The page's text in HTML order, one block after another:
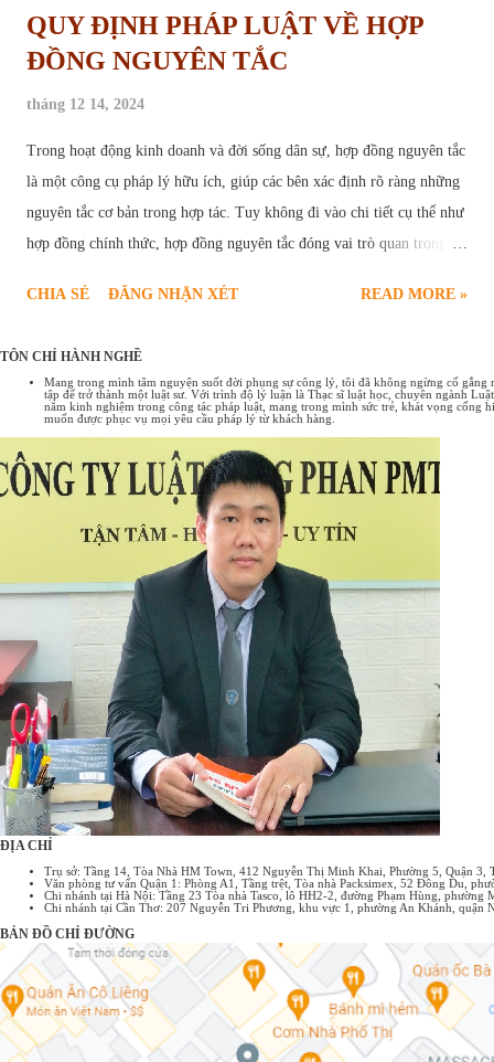
QUY ĐỊNH PHÁP LUẬT VỀ HỢP
ĐỒNG NGUYÊN TẮC
tháng 12 14, 2024
Trong hoạt động kinh doanh và đời sống dân sự, hợp đồng nguyên tắc
là một công cụ pháp lý hữu ích, giúp các bên xác định rõ ràng những
nguyên tắc cơ bản trong hợp tác. Tuy không đi vào chi tiết cụ thể như
hợp đồng chính thức, hợp đồng nguyên tắc đóng vai trò quan trọng,
sau đây sẽ cung cấp chi tiết quy định pháp luật về hợp đồng nguyên
Tổng quan về hợp đồng nguyên tắc Hợp đồng nguyên tắc là sự thỏa
thuận sơ bộ giữa các bên về những nội dung cơ bản, những nguyên
tắc chung nhất của một giao dịch. Có thể hiểu hợp đồng nguyên tắc
như một bản "ghi nhớ" hoặc "cam kết" về ý định hợp tác, tạo tiền đề
cho việc đàm phán và ký kết hợp đồng chính thức sau này. Đặc điểm
của hợp đồng nguyên tắc: Tính chất định hướng: Xác định khuôn khổ
chung, những điểm cốt lõi của giao ...
CHIA SẺ ĐĂNG NHẬN XÉT READ MORE »
TÔN CHỈ HÀNH NGHỀ
Mang trong mình tâm nguyện suốt đời phụng sự công lý, tôi đã không ngừng cố
tập để trở thành một luật sư. Với trình độ lý luận là Thạc sĩ luật học, chuyên ngành
năm kinh nghiệm trong công tác pháp luật, mang trong mình sức trẻ, khát vọng cống
muốn được phục vụ mọi yêu cầu pháp lý từ khách hàng.
ĐỊA CHỈ
Trụ sở: Tầng 14, Tòa Nhà HM Town, 412 Nguyễn Thị Minh Khai, Phường 5, Quận 3,
Văn phòng tư vấn Quận 1: Phòng A1, Tầng trệt, Tòa nhà Packsimex, 52 Đông Du,
Chi nhánh tại Hà Nội: Tầng 23 Tòa nhà Tasco, lô HH2-2, đường Phạm Hùng,
Chi nhánh tại Cần Thơ: 207 Nguyễn Tri Phương, khu vực 1, phường An Khánh, quận
BẢN ĐỒ CHỈ ĐƯỜNG